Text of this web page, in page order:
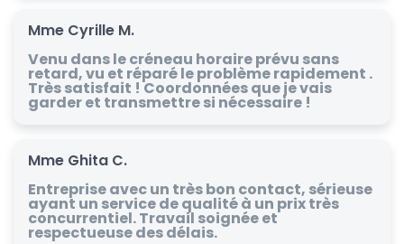
Mme Cyrille M.
Venu dans le créneau horaire prévu sans
retard, vu et réparé le problème rapidement .
Très satisfait ! Coordonnées que je vais
garder et transmettre si nécessaire !
Mme Ghita C.
Entreprise avec un très bon contact, sérieuse
ayant un service de qualité à un prix très
concurrentiel. Travail soignée et
respectueuse des délais.